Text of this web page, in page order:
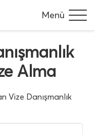
Menü
Alma
Vize Danışmanlık